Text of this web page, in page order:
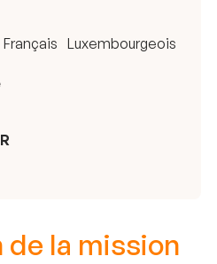
Français Luxembourgeois
la mission